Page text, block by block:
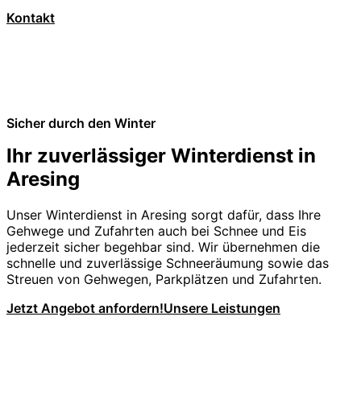
Kontakt
Sicher durch den Winter
Ihr zuverlässiger Winterdienst in
Aresing
Unser Winterdienst in Aresing sorgt dafür, dass Ihre
Gehwege und Zufahrten auch bei Schnee und Eis
jederzeit sicher begehbar sind. Wir übernehmen die
schnelle und zuverlässige Schneeräumung sowie das
Streuen von Gehwegen, Parkplätzen und Zufahrten.
Jetzt Angebot anfordern!Unsere Leistungen